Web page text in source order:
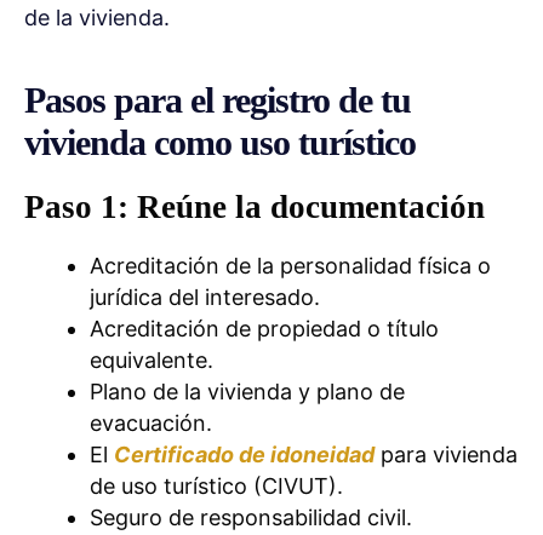
de la vivienda.
Pasos para el registro de tu
vivienda como uso turístico
Paso 1: Reúne la documentación
Acreditación de la personalidad física o
jurídica del interesado.
Acreditación de propiedad o título
equivalente.
Plano de la vivienda y plano de
evacuación.
El Certificado de idoneidad para vivienda
de uso turístico (CIVUT).
Seguro de responsabilidad civil.